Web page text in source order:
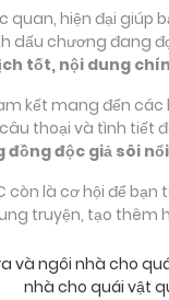
quan, hiện đại
dấu chương đang
tốt, nội dung
kết mang đến các
thoại và tình tiết
đồng độc giả sôi nổi
còn là cơ hội để
truyện, tạo
và ngôi nhà cho
nhà cho quái vật